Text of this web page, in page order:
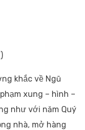
khắc về Ngũ
xung – hình –
như với năm Quý
nhà, mở hàng